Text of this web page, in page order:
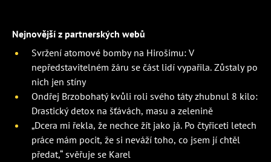
Nejnovější z partnerských webů
Svržení atomové bomby na Hirošimu: V
nepředstavitelném žáru se část lidí vypařila. Zůstaly po
nich jen stíny
Ondřej Brzobohatý kvůli roli svého táty zhubnul 8 kilo:
Drastický detox na šťávách, masu a zelenině
„Dcera mi řekla, že nechce žít jako já. Po čtyřiceti letech
práce mám pocit, že si neváží toho, co jsem jí chtěl
předat,“ svěřuje se Karel